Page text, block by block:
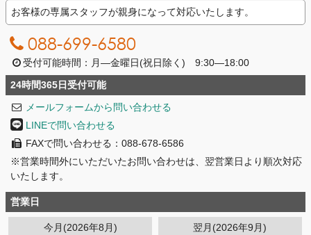
お客様の専属スタッフが親身になって対応いたします。
088-699-6580
受付可能時間：月―金曜日(祝日除く) 9:30―18:00
24時間365日受付可能
メールフォームから問い合わせる
LINEで問い合わせる
FAXで問い合わせる：088-678-6586
※営業時間外にいただいたお問い合わせは、翌営業日より順次対応
いたします。
営業日
今月(2026年8月) 翌月(2026年9月)